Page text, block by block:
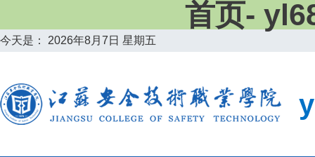
首页-
今天是： 2026年8月7日 星期五